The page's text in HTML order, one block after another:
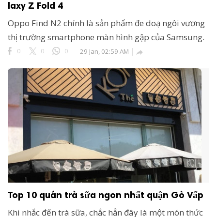
laxy Z Fold 4
Oppo Find N2 chính là sản phẩm đe doạ ngôi vương
thị trường smartphone màn hình gập của Samsung.
0 0 0 29 Jan, 02:59 AM 
Top 10 quán trà sữa ngon nhất quận Gò Vấp
Khi nhắc đến trà sữa, chắc hẳn đây là một món thức